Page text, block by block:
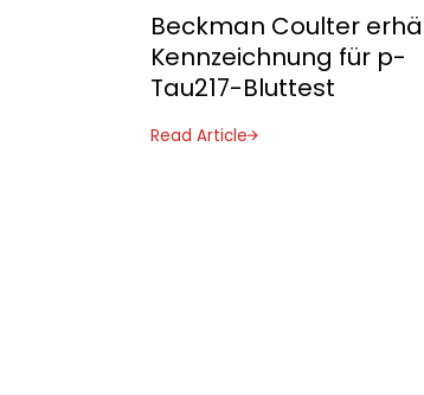
Beckman Coulter
Kennzeichnung für p-
Tau217-Bluttest
Read Article